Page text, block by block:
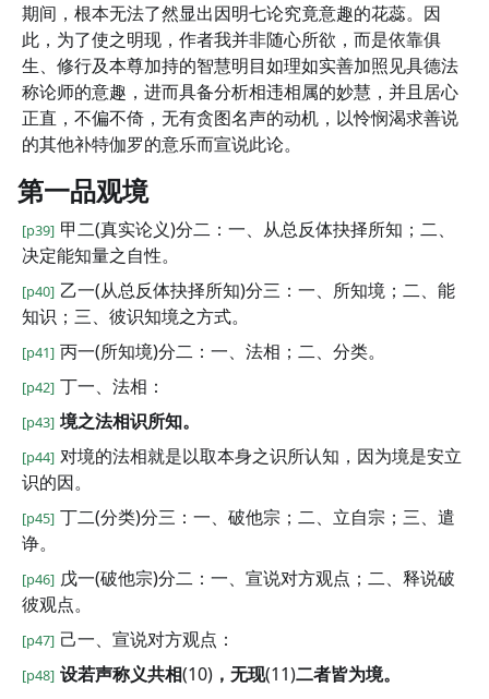
期间，根本无法了然显出因明七论究竟意趣的花蕊。因
此，为了使之明现，作者我并非随心所欲，而是依靠俱
生、修行及本尊加持的智慧明目如理如实善加照见具德法
称论师的意趣，进而具备分析相违相属的妙慧，并且居心
正直，不偏不倚，无有贪图名声的动机，以怜悯渴求善说
的其他补特伽罗的意乐而宣说此论。
第一品观境
[p39] 甲二(真实论义)分二：一、从总反体抉择所知；二、
决定能知量之自性。
[p40] 乙一(从总反体抉择所知)分三：一、所知境；二、能
知识；三、彼识知境之方式。
[p41] 丙一(所知境)分二：一、法相；二、分类。
[p42] 丁一、法相：
[p43] 境之法相识所知。
[p44] 对境的法相就是以取本身之识所认知，因为境是安立
识的因。
[p45] 丁二(分类)分三：一、破他宗；二、立自宗；三、遣
诤。
[p46] 戊一(破他宗)分二：一、宣说对方观点；二、释说破
彼观点。
[p47] 己一、宣说对方观点：
[p48] 设若声称义共相(10) ，无现(11)二者皆为境。